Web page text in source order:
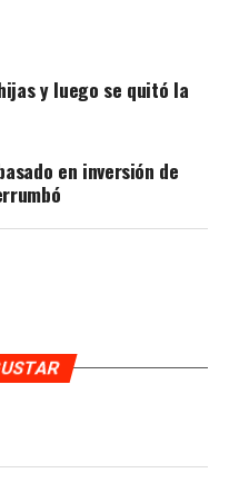
y luego se quitó la
en inversión de